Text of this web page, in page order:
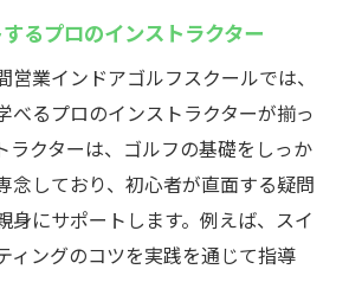
るプロのインストラクター
営業インドアゴルフスクールでは、
べるプロのインストラクターが揃っ
ラクターは、ゴルフの基礎をしっか
念しており、初心者が直面する疑問
身にサポートします。例えば、スイ
ィングのコツを実践を通じて指導